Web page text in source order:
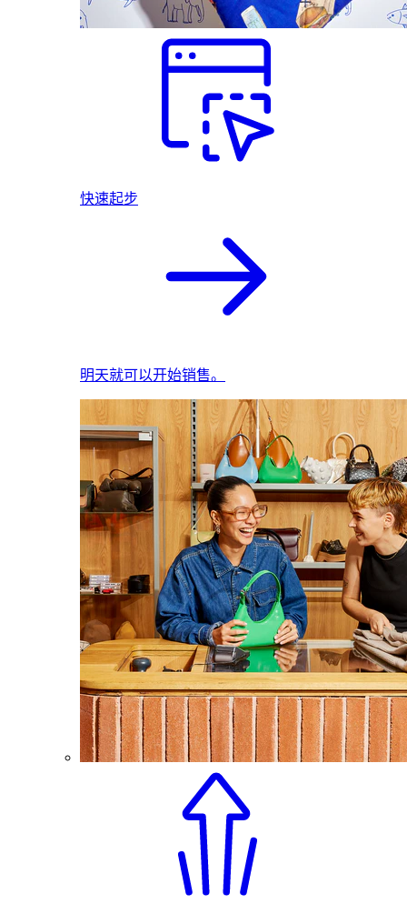
快速起步
明天就可以开始销售。